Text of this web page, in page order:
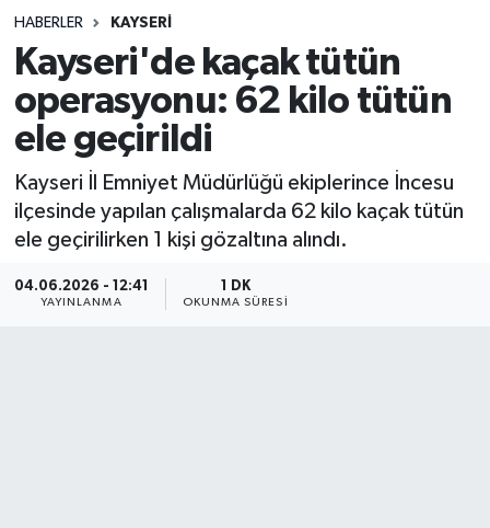
HABERLER KAYSERI
Kayseri'de kaçak tütün
operasyonu: 62 kilo tütün
ele geçirildi
Kayseri İl Emniyet Müdürlüğü ekiplerince İncesu
ilçesinde yapılan çalışmalarda 62 kilo kaçak tütün
ele geçirilirken 1 kişi gözaltına alındı.
04.06.2026 - 12:41
YAYINLANMA
1 DK
OKUNMA SÜRESI
Spor
Teknoloji
Yaşam